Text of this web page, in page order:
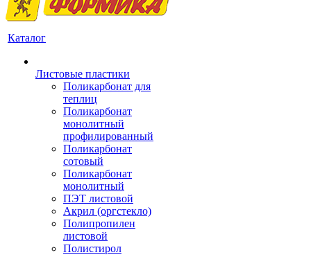
Каталог
Листовые пластики
Поликарбонат для
теплиц
Поликарбонат
монолитный
профилированный
Поликарбонат
сотовый
Поликарбонат
монолитный
ПЭТ листовой
Акрил (оргстекло)
Полипропилен
листовой
Полистирол